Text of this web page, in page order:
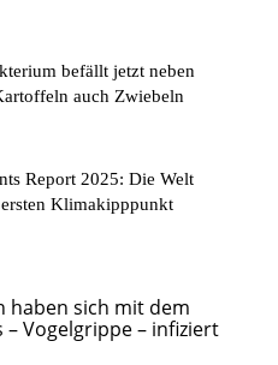
befällt jetzt neben
auch Zwiebeln
Report 2025: Die Welt
Klimakipppunkt
haben sich mit dem
– Vogelgrippe – infiziert